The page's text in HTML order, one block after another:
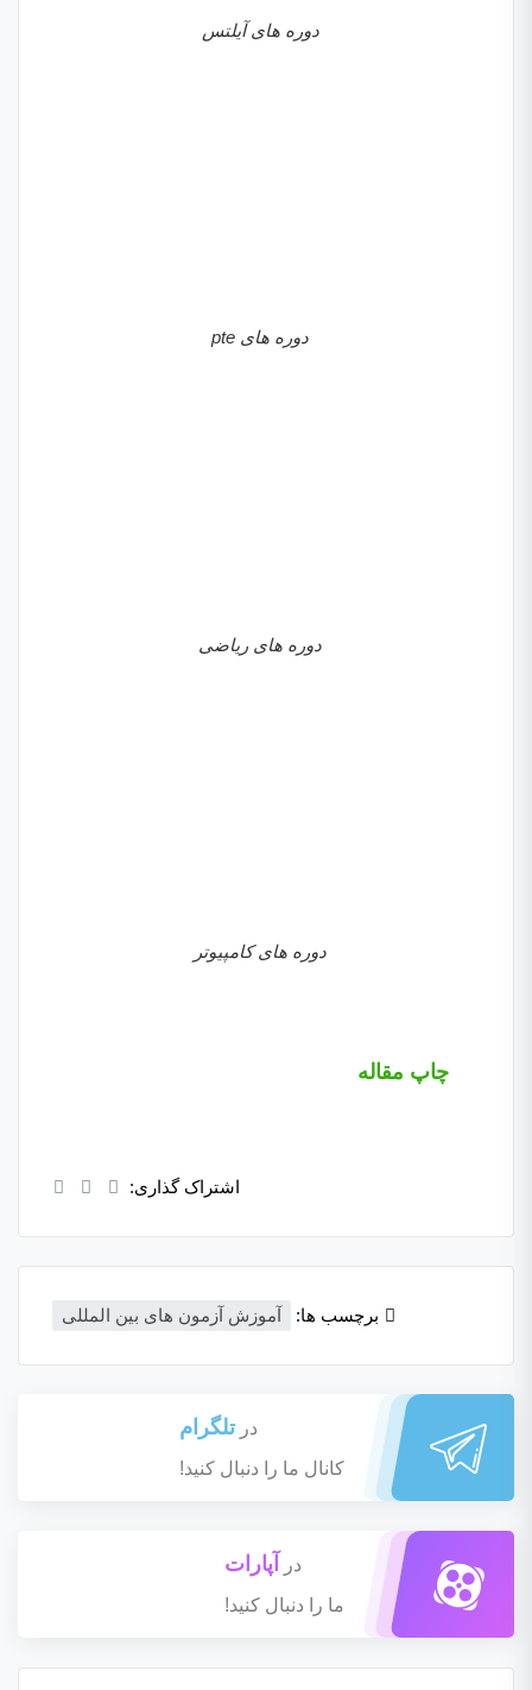
دوره های آیلتس
دوره های pte
دوره های ریاضی
دوره های کامپیوتر
چاپ مقاله
اشتراک گذاری:
برچسب ها: آموزش آزمون های بین المللی
در تلگرام
کانال ما را دنبال کنید!
در آپارات
ما را دنبال کنید!